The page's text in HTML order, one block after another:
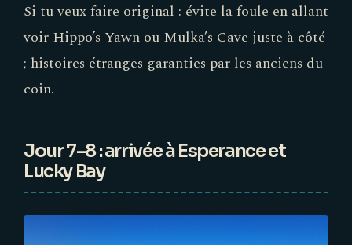
Si tu veux faire original : évite la foule en allant
voir Hippo’s Yawn ou Mulka’s Cave juste à côté
; histoires étranges garanties par les anciens du
coin.
Jour 7–8 : arrivée à Esperance et
Lucky Bay